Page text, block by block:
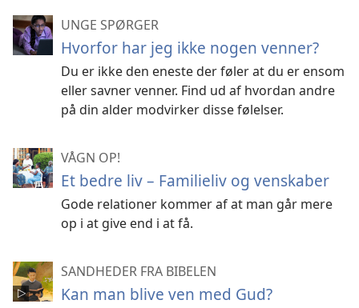
UNGE SPØRGER
Hvorfor har jeg ikke nogen venner?
Du er ikke den eneste der føler at du er ensom
eller savner venner. Find ud af hvordan andre
på din alder modvirker disse følelser.
VÅGN OP!
Et bedre liv – Familieliv og venskaber
Gode relationer kommer af at man går mere
op i at give end i at få.
SANDHEDER FRA BIBELEN
Kan man blive ven med Gud?